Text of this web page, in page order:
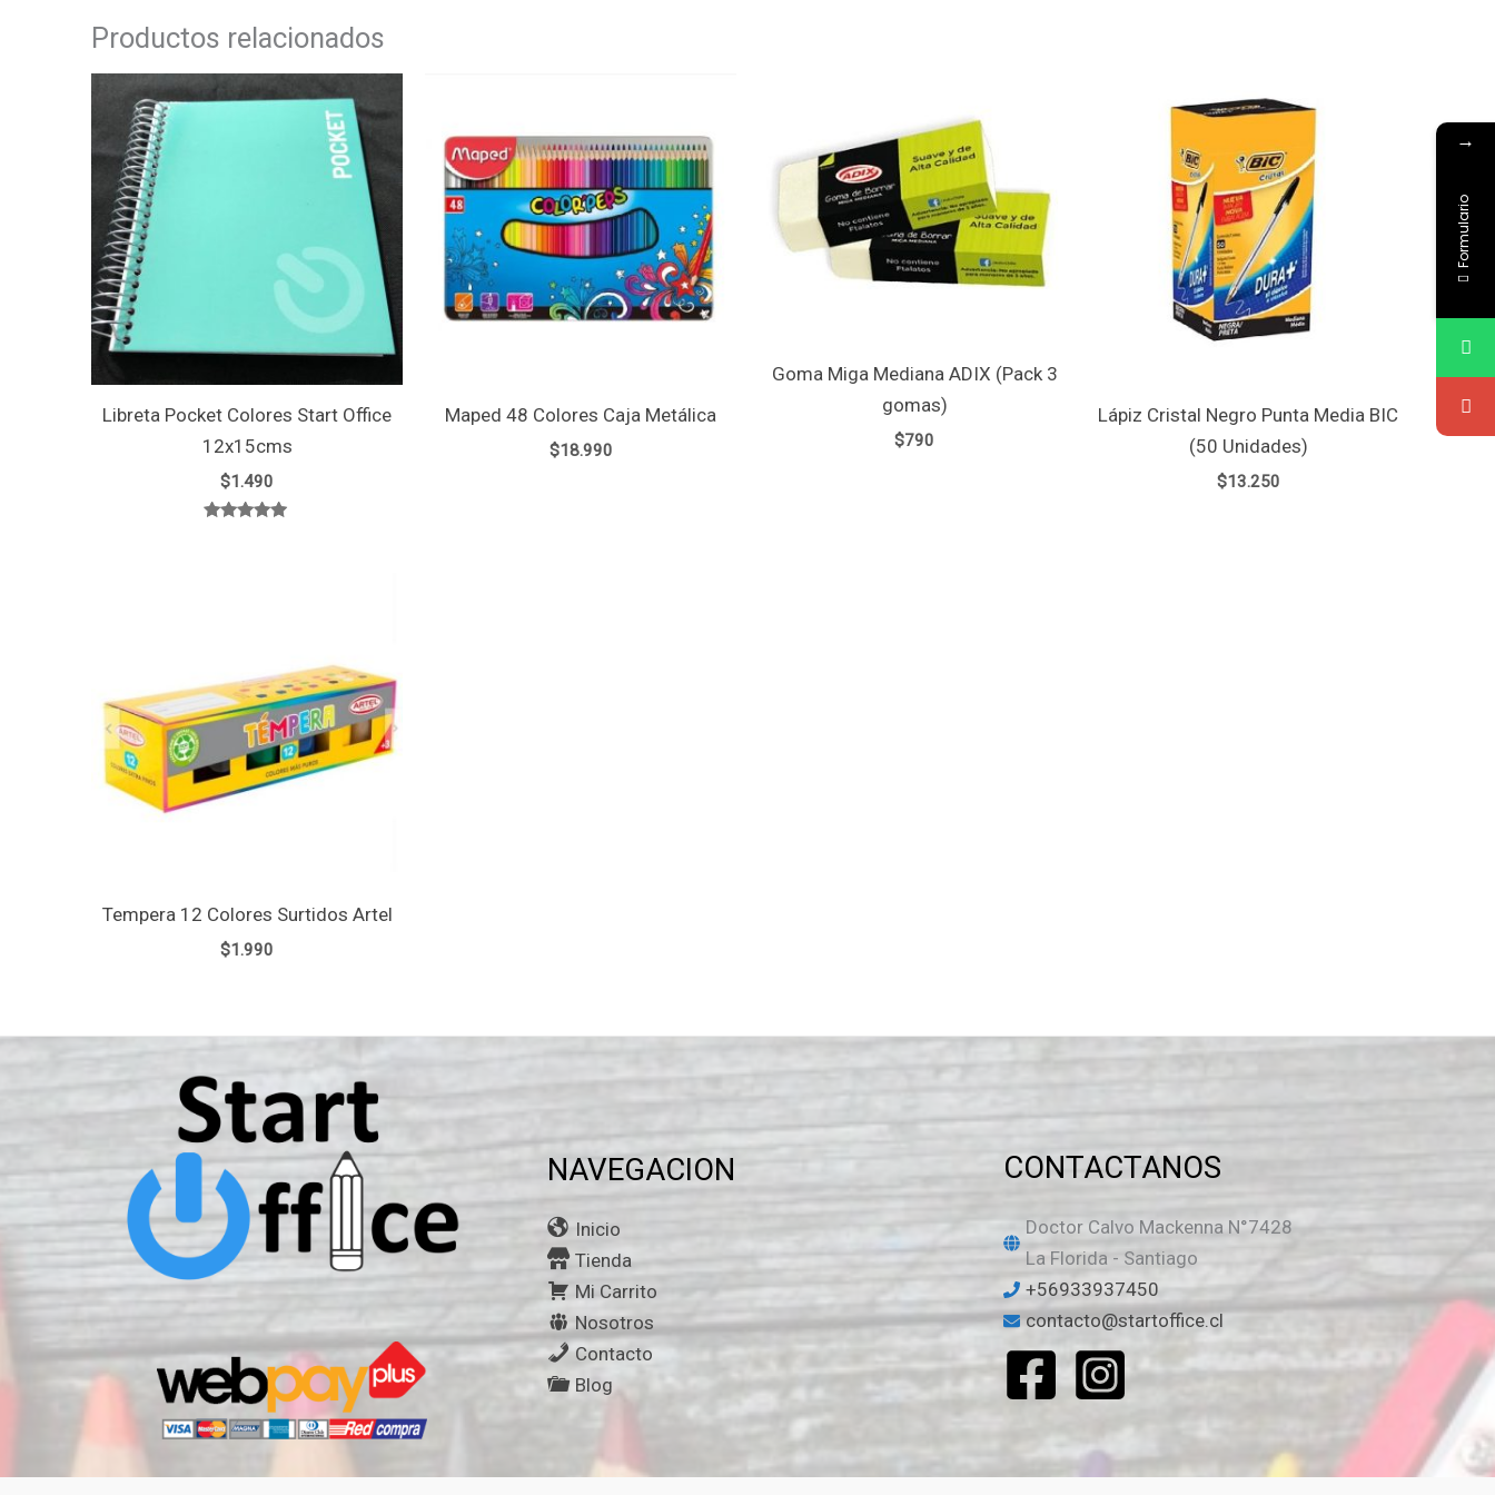
Productos relacionados
Libreta Pocket Colores Start Office
12x15cms
$1.490
Maped 48 Colores Caja Metálica
$18.990
Goma Miga Mediana ADIX (Pack 3
gomas)
$790
Lápiz Cristal Negro Punta Media BIC
(50 Unidades)
$13.250
Tempera 12 Colores Surtidos Artel
$1.990
NAVEGACION
Inicio
Tienda
Mi Carrito
Nosotros
Contacto
Blog
CONTACTANOS
Doctor Calvo Mackenna N°7428
La Florida - Santiago
+56933937450
contacto@startoffice.cl
→
Formulario